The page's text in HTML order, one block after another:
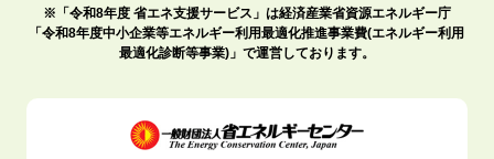
※「令和8年度 省エネ支援サービス」は経済産業省資源エネルギー庁
「令和8年度中小企業等エネルギー利用最適化推進事業費(エネルギー利用
最適化診断等事業)」で運営しております。